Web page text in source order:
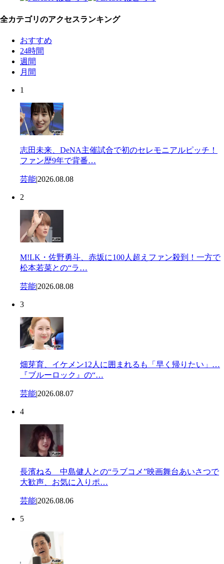
全カテゴリのアクセスランキング
おすすめ
24時間
週間
月間
1
志田未来、DeNA主催試合で初のセレモニアルピッチ！
ファン歴9年で背番…
芸能|2026.08.08
2
M!LK・佐野勇斗、赤坂に100人超えファン殺到！一方で
松本若菜との“ラ…
芸能|2026.08.08
3
畑芽育、イケメン12人に囲まれるも「早く帰りたい」…
『ブルーロック』の“…
芸能|2026.08.07
4
長濱ねる 中島健人との“ラブコメ”映画舞台あいさつで
大歓声、お気に入りポ…
芸能|2026.08.06
5